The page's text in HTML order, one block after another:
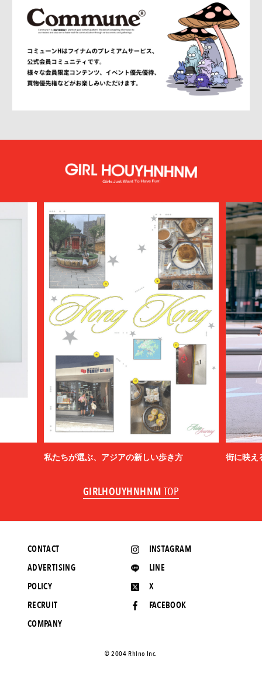
私たちが選ぶ、アジアの新しい歩き方 街に映え
GIRLHOUYHNHNM TOP
INSTAGRAM
LINE
X
FACEBOOK
CONTACT
ADVERTISING
POLICY
RECRUIT
COMPANY
©️ 2004 Rhino Inc.